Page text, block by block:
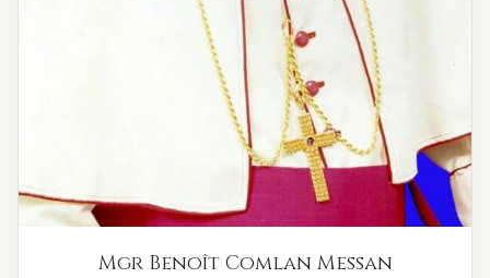
Mgr Benoît Comlan Messan